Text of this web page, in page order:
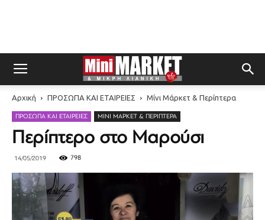
Αρχική ΠΡΟΣΩΠΑ ΚΑΙ ΕΤΑΙΡΕΙΕΣ Μίνι Μάρκετ & Περίπτερα
ΠΡΟΣΩΠΑ ΚΑΙ ΕΤΑΙΡΕΙΕΣ ΜΊΝΙ ΜΆΡΚΕΤ & ΠΕΡΊΠΤΕΡΑ
Περίπτερο στο Μαρούσι
14/05/2019 798